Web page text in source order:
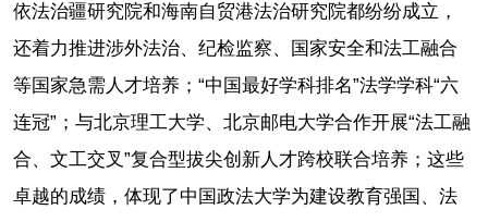
依法治疆研究院和海南自贸港法治研究院都纷纷成立，
还着力推进涉外法治、纪检监察、国家安全和法工融合
等国家急需人才培养；“中国最好学科排名”法学学科“六
连冠”；与北京理工大学、北京邮电大学合作开展“法工融
合、文工交叉”复合型拔尖创新人才跨校联合培养；这些
卓越的成绩，体现了中国政法大学为建设教育强国、法